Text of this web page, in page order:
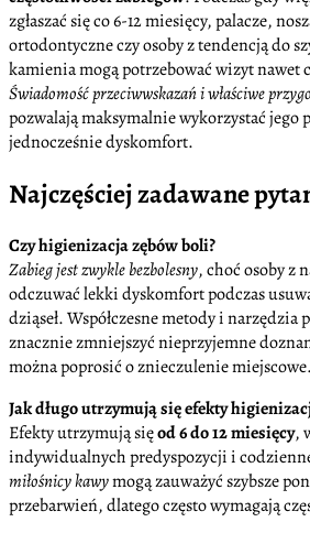
zgłaszać się co 6-12 miesięcy, palacze,
ortodontyczne czy osoby z tendencją do
kamienia mogą potrzebować wizyt nawet
Świadomość przeciwwskazań i właściwe
pozwalają maksymalnie wykorzystać
jednocześnie dyskomfort.
Najczęściej zadawane
Czy higienizacja zębów boli?
Zabieg jest zwykle bezbolesny, choć osoby z
odczuwać lekki dyskomfort podczas
dziąseł. Współczesne metody i narzędzia
znacznie zmniejszyć nieprzyjemne
można poprosić o znieczulenie miejscowe.
Jak długo utrzymują się efekty
Efekty utrzymują sięod 6 do 12 miesięcy,
indywidualnych predyspozycji i
miłośnicy kawymogą zauważyć szybsze
przebarwień, dlatego często wymagają